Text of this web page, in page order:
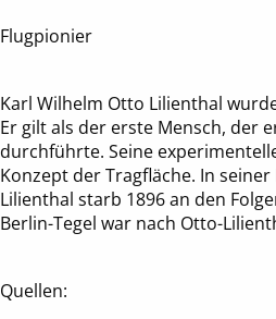
Flugpionier
Karl Wilhelm Otto Lilienthal
Er gilt als der erste Mensch, der
durchführte. Seine
Konzept der Tragfläche. In
Lilienthal starb 1896 an den
Berlin-Tegel war nach Otto-
Quellen: